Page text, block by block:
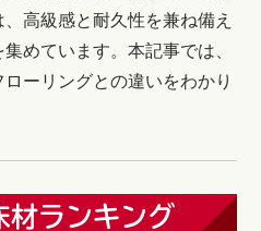
高級感と耐久性を兼ね備え
めています。本記事では、
ーリングとの違いをわかり
ランキング